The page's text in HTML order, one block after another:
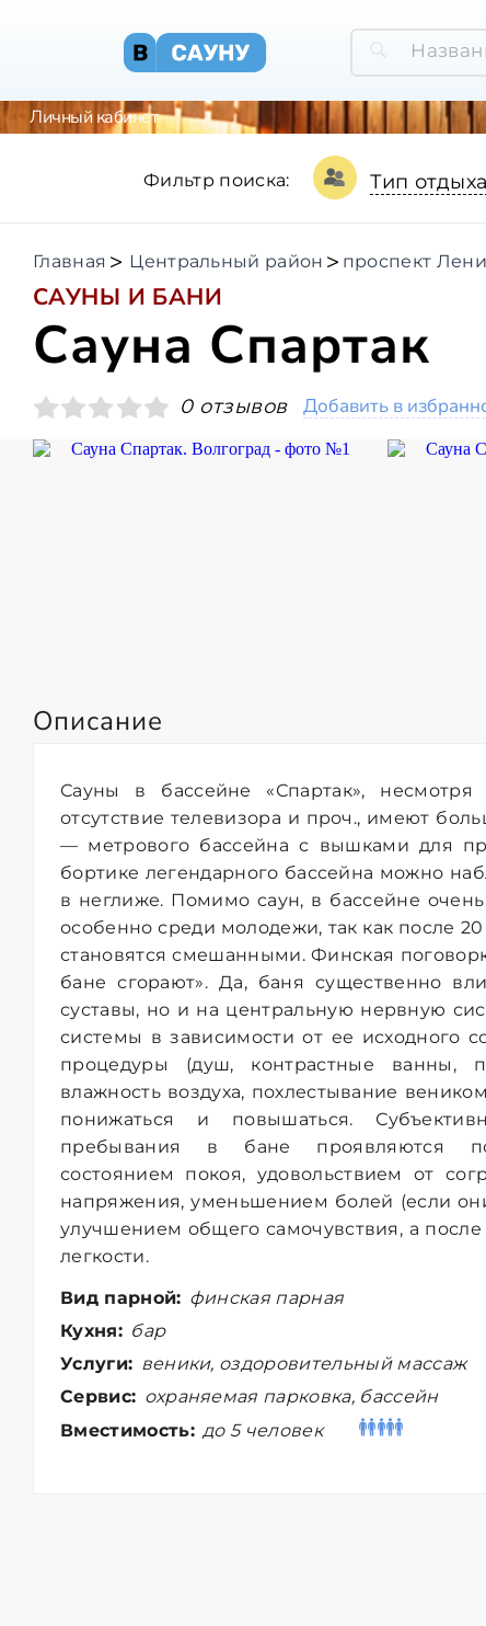
Личный кабинет
Фильтр поиска: Тип отдыха
Главная Центральный район проспект
САУНЫ И БАНИ
Сауна Спартак
0 отзывов Добавить в
Описание
Сауны в бассейне «Спартак»,
отсутствие телевизора и проч., имеют
— метрового бассейна с вышками для
бортике легендарного бассейна можно
в неглиже. Помимо саун, в бассейне
особенно среди молодежи, так как после
становятся смешанными. Финская
бане сгорают». Да, баня существенно
суставы, но и на центральную нервную
системы в зависимости от ее исходного
процедуры (душ, контрастные ванны,
влажность воздуха, похлестывание
понижаться и повышаться.
пребывания в бане проявляются
состоянием покоя, удовольствием от
напряжения, уменьшением болей (если
улучшением общего самочувствия, а
легкости.
Вид парной: финская парная
Кухня: бар
Услуги: веники, оздоровительный массаж
Сервис: охраняемая парковка, бассейн
Вместимость: до 5 человек